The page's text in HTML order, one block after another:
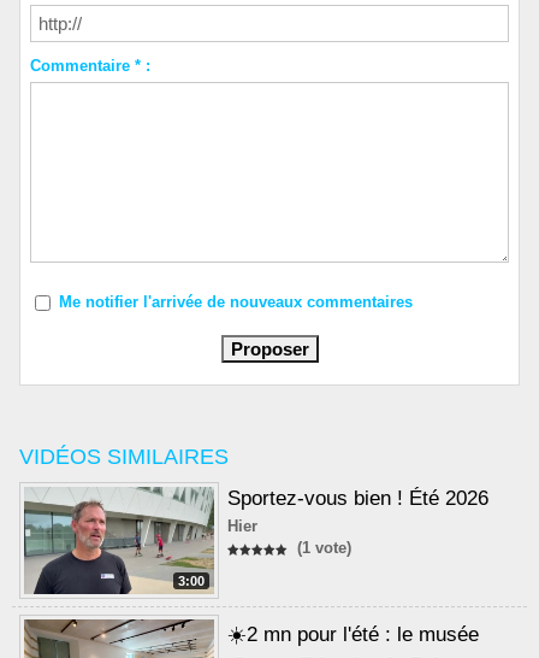
VIDÉOS SIMILAIRES
3:00
Sportez-vous bien ! Été 2026
Hier
(1 vote)
☀️2 mn pour l'été : le musée
Commentaire * :
Me notifier l'arrivée de nouveaux commentaires